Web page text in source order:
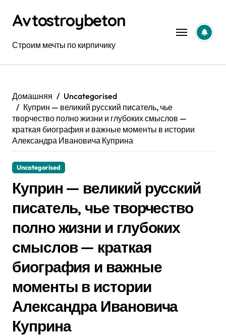
содержанию
Avtostroybeton
Строим мечты по кирпичику
Домашняя
Uncategorised
Куприн — великий русский писатель, чье
творчество полно жизни и глубоких смыслов —
краткая биография и важные моменты в истории
Александра Ивановича Куприна
Uncategorised
Куприн — великий русский
писатель, чье творчество
полно жизни и глубоких
смыслов — краткая
биография и важные
моменты в истории
Александра Ивановича
Куприна